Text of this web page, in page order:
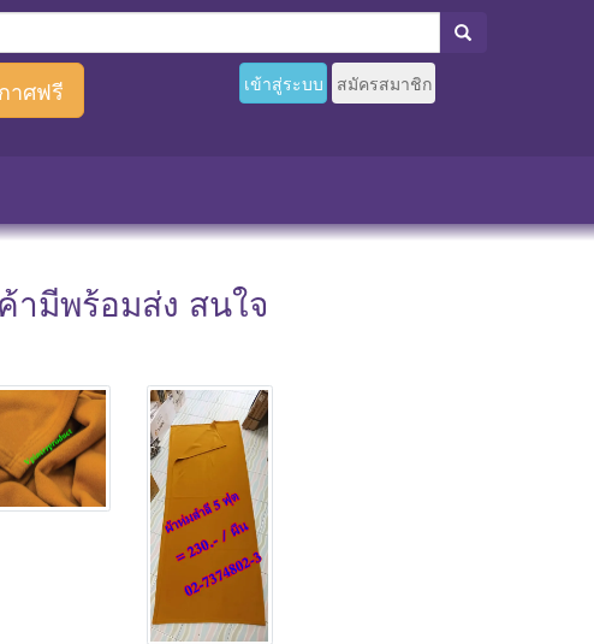
าศฟรี เข้าสู่ระบบ สมัครสมาชิก
มีพร้อมส่ง สนใจ